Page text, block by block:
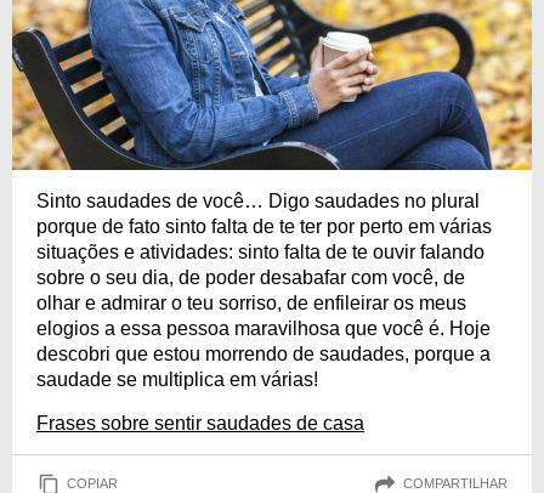
Sinto saudades de você… Digo saudades no plural
porque de fato sinto falta de te ter por perto em várias
situações e atividades: sinto falta de te ouvir falando
sobre o seu dia, de poder desabafar com você, de
olhar e admirar o teu sorriso, de enfileirar os meus
elogios a essa pessoa maravilhosa que você é. Hoje
descobri que estou morrendo de saudades, porque a
saudade se multiplica em várias!
Frases sobre sentir saudades de casa
COPIAR COMPARTILHAR